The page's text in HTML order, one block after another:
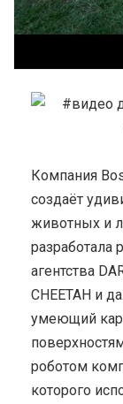
Компания
создаёт
животных и
разработала
агентства
CHEETAH и
умеющий
роботом
которого